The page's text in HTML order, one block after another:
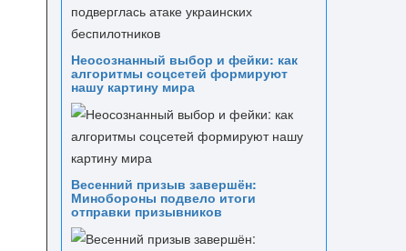
Неосознанный выбор и фейки: как
алгоритмы соцсетей формируют
нашу картину мира
Весенний призыв завершён:
Минобороны подвело итоги
отправки призывников